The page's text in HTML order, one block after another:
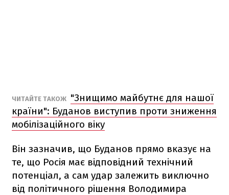
ЧИТАЙТЕ ТАКОЖ "Знищимо майбутнє для нашої
країни": Буданов виступив проти зниження
мобілізаційного віку
Він зазначив, що Буданов прямо вказує на
те, що Росія має відповідний технічний
потенціал, а сам удар залежить виключно
від політичного рішення Володимира